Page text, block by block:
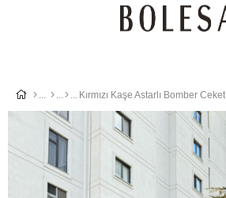
Kırmızı Kaşe Astarlı Bomber Ceket